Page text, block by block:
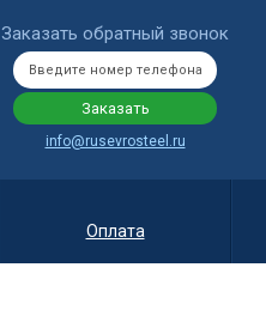
Заказать обратный звонок
info@rusevrosteel.ru
Оплата